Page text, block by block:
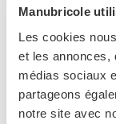
Manubricole
Les cookies
et les annonces,
médias sociaux
partageons
notre site avec